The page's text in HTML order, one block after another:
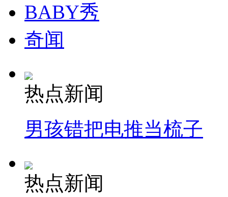
BABY秀
奇闻
热点新闻
男孩错把电推当梳子
热点新闻